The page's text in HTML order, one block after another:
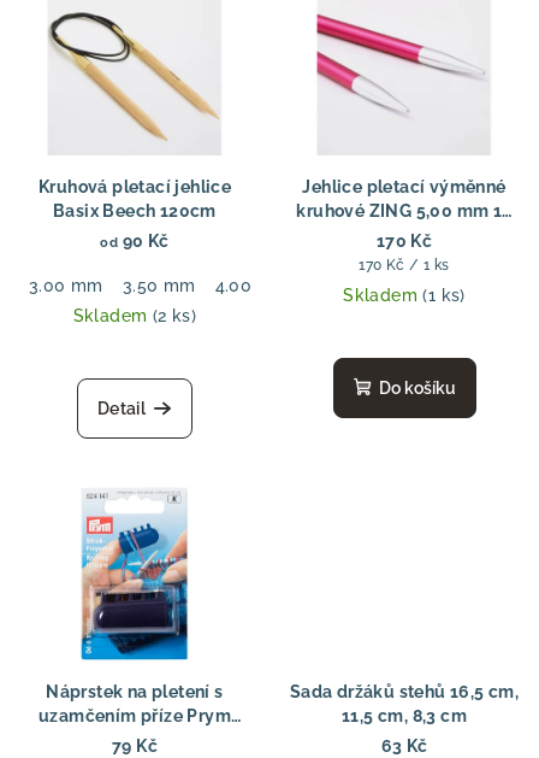
Kruhová pletací jehlice
Basix Beech 120cm
od 90 Kč
3.00 mm 3.50 mm 4.00 mm 4.50 mm
5.00 mm
Skladem (2 ks)
Detail
Jehlice pletací výměnné
kruhové ZING 5,00 mm 13
cm
170 Kč
Měrná
cena:
170 Kč / 1 ks
Skladem(1 ks)
Do košíku
Náprstek na pletení s
uzamčením příze Prym
Pletařský náprstek na prst
79 Kč
Sada držáků stehů 16,5 cm,
11,5 cm, 8,3 cm
63 Kč